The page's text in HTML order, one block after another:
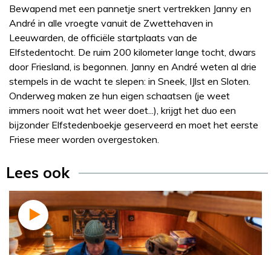
Bewapend met een pannetje snert vertrekken Janny en
André in alle vroegte vanuit de Zwettehaven in
Leeuwarden, de officiële startplaats van de
Elfstedentocht. De ruim 200 kilometer lange tocht, dwars
door Friesland, is begonnen. Janny en André weten al drie
stempels in de wacht te slepen: in Sneek, IJlst en Sloten.
Onderweg maken ze hun eigen schaatsen (je weet
immers nooit wat het weer doet...), krijgt het duo een
bijzonder Elfstedenboekje geserveerd en moet het eerste
Friese meer worden overgestoken.
Lees ook